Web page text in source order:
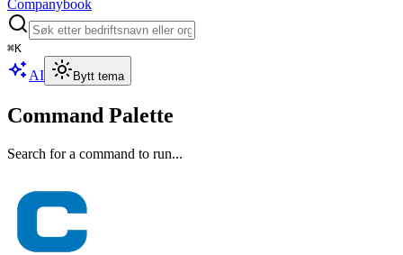
Companybook
⌘K
AI Bytt tema
Command Palette
Search for a command to run...